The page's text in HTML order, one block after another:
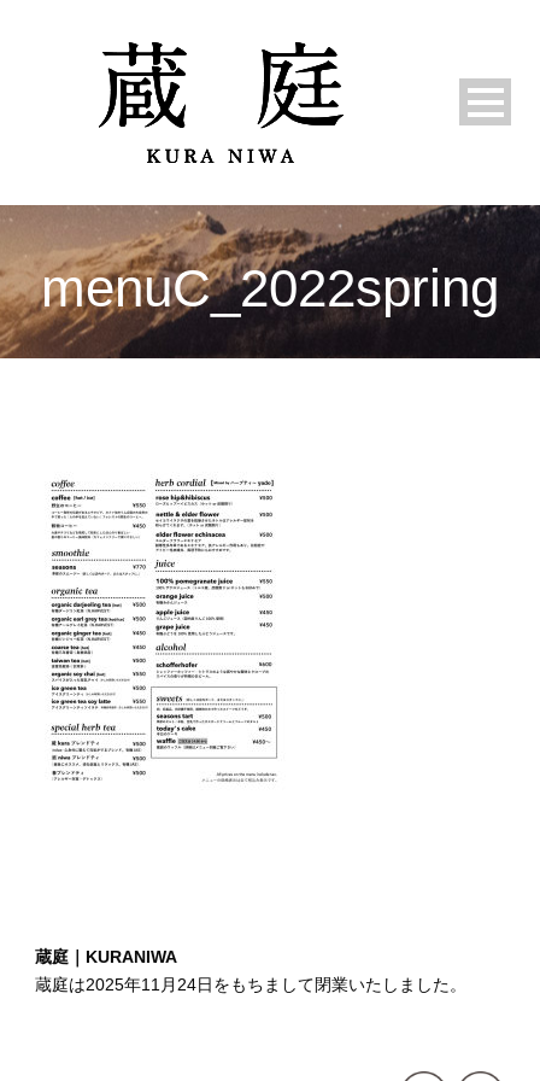
menuC_2022spring
蔵庭｜KURANIWA
蔵庭は2025年11月24日をもちまして閉業いたしました。